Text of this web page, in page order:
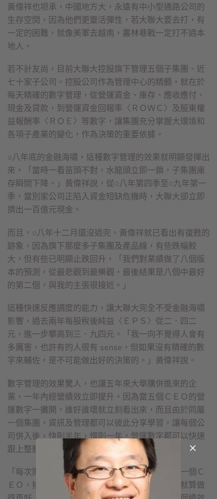
黃偉祥也坦承，中國地方大，永遠有中小型通路公司的
生存空間，因為他們更靈活彈性，若大聯大要去打，有
一定的困難，就像美軍去越南，叢林巷戰一定打不過本
地人。
若不計友尚，目前大聯大控股旗下管理五個子集團、近
七十家子公司。控股公司作為管理中心的精髓，就在於
每天精確的數字管理，從營運資金、庫存、應收應付、
現金及貸款，到營運資金回報率〈ＲＯＷＣ〉及股東權
益報酬率〈ＲＯＥ〉等數字，讓集團充分掌握大環境和
各項子產業的變化，作為決策的重要依據。
○八年底的金融海嘯，這種數字管理的效果就明顯發揮出
來。「當時一看苗頭不對，水龍頭立即一鎖，子集團庫
存瞬間下降。」黃偉祥說，從○八年第四季至○九年第一
季，當別家公司正陷入資金短缺危機時，大聯大卻立即
擠出一百億元現金。
而且，○八年十二月還沒過完，黃偉祥就已看出有復甦的
跡象，因為旗下那麼多子集團及產品線，有些跌幅較
大，但有些已明顯止跌回升，「我們對業績做了八個版
本的預測，從最悲觀到最樂觀，最後結果是八個中最好
的第二個，與我的主張很接近。」
這種快速反應調度的能力，讓大聯大完全不受金融海嘯
影響，過去兩年每股稅後純益〈ＥＰＳ〉從二．四二
元，進一步攀高到三．九四元。「我一向不覺得人會有
多厲害，也許有的人很有 sense，但如果沒有精確的數
字來輔佐，是不可能做出好的決策的。」黃偉祥說。
數字管理的效果驚人，也讓五年來大舉購併進來的企
業，一年內經營績效立即提升。因為當五個ＣＥＯ的營
運數字一攤開，誰好誰壞就立刻看出來，而且由於同屬
一個集團，資訊及管理都可以彼此分享學習，讓每個公
司併入後，快則半年，慢則一年，營運數字都可以快速
跟上整體水準。
「每次開會，大家的成績單拿出來，只要其中有一個Ｃ
ＥＯ，拍拍那個績效較差的ＣＥＯ肩膀說，我們就算做